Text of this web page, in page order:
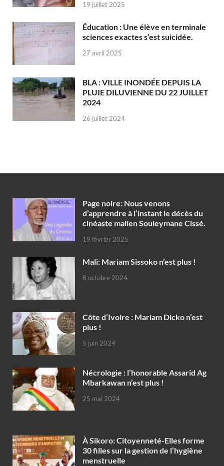
19 juillet 2025
Éducation : Une élève en terminale
sciences exactes s’est suicidée.
27 avril 2025
BLA : VILLE INONDÉE DEPUIS LA
PLUIE DILUVIENNE DU 22 JUILLET
2024
26 juillet 2024
Page noire: Nous venons
d’apprendre à l’instant le décès du
cinéaste malien Souleymane Cissé.
19 février 2025
Mali: Mariam Sissoko n’est plus !
8 octobre 2024
Côte d’Ivoire : Mariam Dicko n’est
plus !
5 juin 2024
Nécrologie : l’honorable Assarid Ag
Mbarkawan n’est plus !
25 mai 2024
À Sikoro: Citoyenneté-Elles forme
30 filles sur la gestion de l’hygiène
menstruelle